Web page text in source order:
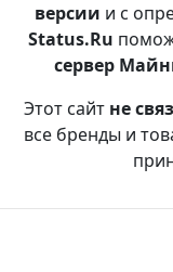
версии и с
Status.Ru
сервер
Этот сайт не
все бренды и